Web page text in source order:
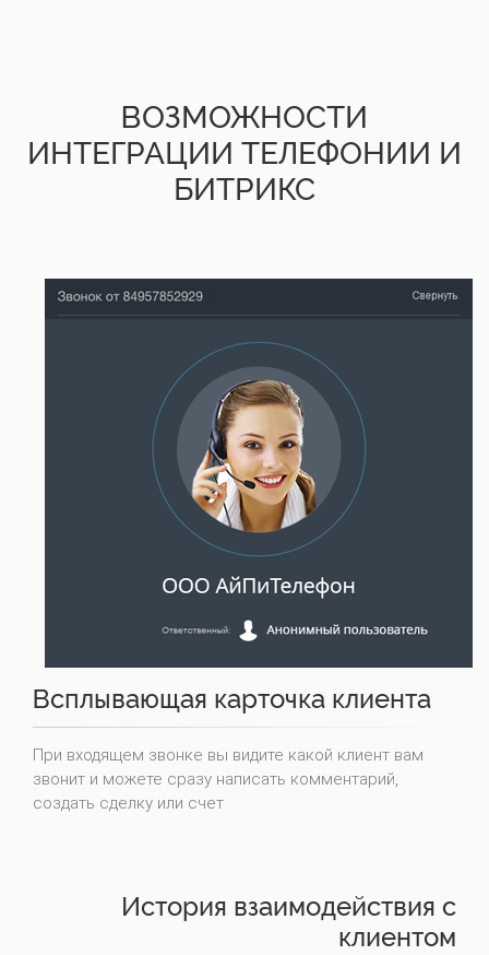
ВОЗМОЖНОСТИ
ИНТЕГРАЦИИ ТЕЛЕФОНИИ И
БИТРИКС
Всплывающая карточка клиента
При входящем звонке вы видите какой клиент вам
звонит и можете сразу написать комментарий,
создать сделку или счет
История взаимодействия с
клиентом